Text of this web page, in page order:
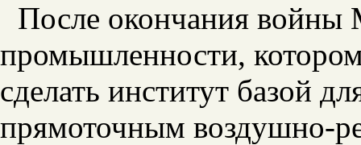
После окончания войны
промышленности,
сделать институт базой
прямоточным воздушно-